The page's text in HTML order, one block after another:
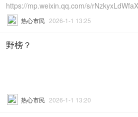
https://mp.weixin.qq.com/s/
热心市民 2026-1-1 13:25
野榜？
热心市民 2026-1-1 13:20